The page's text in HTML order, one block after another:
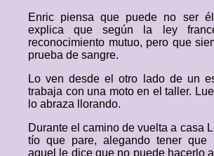
Enric piensa que puede no ser
explica que según la ley
reconocimiento mutuo, pero que
prueba de sangre.
Lo ven desde el otro lado de un
trabaja con una moto en el taller.
lo abraza llorando.
Durante el camino de vuelta a casa
tío que pare, alegando tener que
aquel le dice que no puede hacerlo